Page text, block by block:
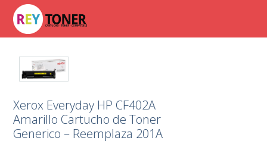
Xerox Everyday HP CF402A
Amarillo Cartucho de Toner
Generico – Reemplaza 201A